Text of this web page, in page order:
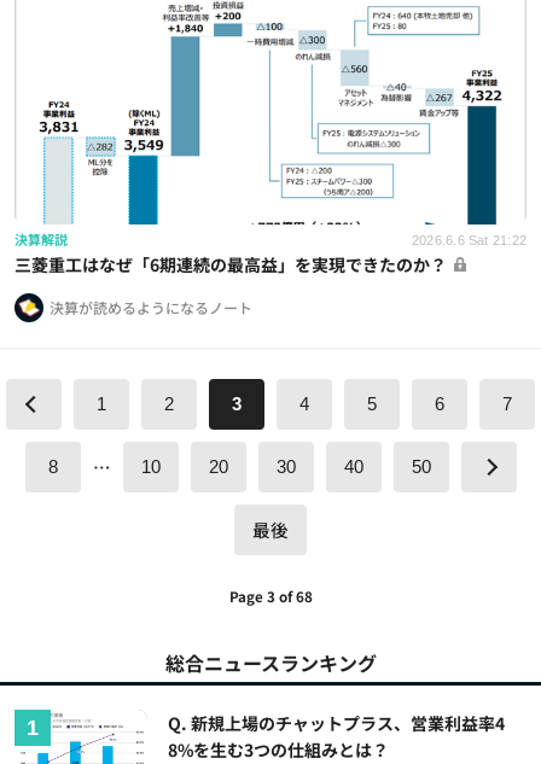
決算解説 2026.6.6 Sat 21:22
三菱重工はなぜ「6期連続の最高益」を実現できたのか？
決算が読めるようになるノート
1 2 3 4 5 6 7
8 … 10 20 30 40 50
最後
Page 3 of 68
総合ニュースランキング
Q. 新規上場のチャットプラス、営業利益率4
8%を生む3つの仕組みとは？